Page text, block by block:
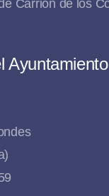
Ayuntamiento